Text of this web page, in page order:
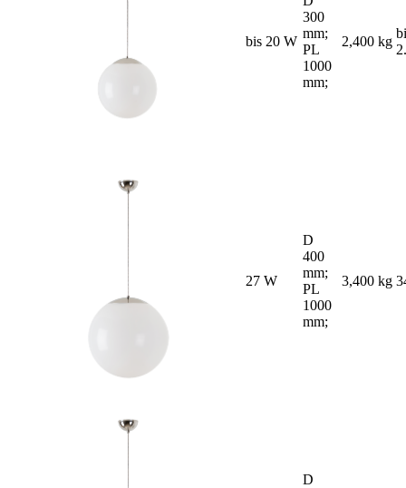
bis 20 W
300
mm;
PL
1000
mm;
2,400 kg
27 W
D
400
mm;
PL
1000
mm;
3,400 kg
D